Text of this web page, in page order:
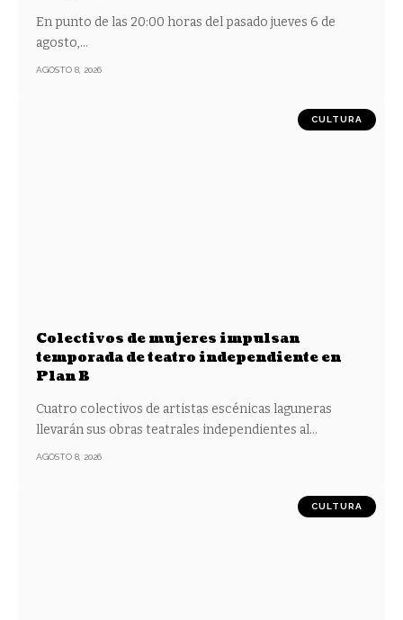
En punto de las 20:00 horas del pasado jueves 6 de
agosto,…
AGOSTO 8, 2026
CULTURA
Colectivos de mujeres impulsan
temporada de teatro independiente en
Plan B
Cuatro colectivos de artistas escénicas laguneras
llevarán sus obras teatrales independientes al…
AGOSTO 8, 2026
CULTURA